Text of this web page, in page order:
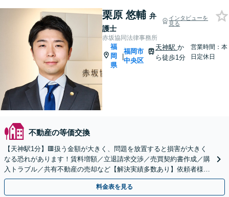
栗原 悠輔 弁
護士
インタビューを
見る
赤坂協同法律事務所
福
岡
県
|
福岡市
中央区
天神駅 か
ら徒歩1分
営業時間：本
日定休日
不動産の等価交換
【天神駅1分】🟥扱う金額が大きく、問題を放置すると損害が大きく
なる恐れがあります！賃料増額／立退請求交渉／売買契約書作成／購
入トラブル／共有不動産の売却など【解決実績多数あり】依頼者様の
利益を最優先に、迅速・円滑に解決【夜間・休日対応可】
料金表を見る